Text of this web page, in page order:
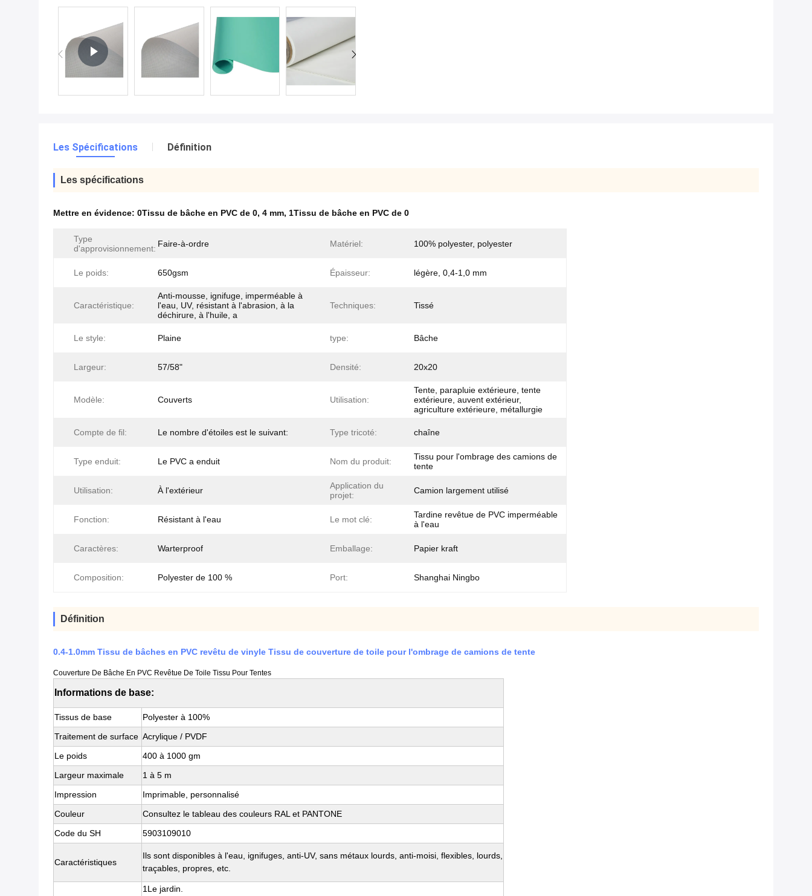
Les Spécifications Définition
Les spécifications
Mettre en évidence: 0Tissu de bâche en PVC de 0, 4 mm, 1Tissu de bâche en PVC de 0
Type
d'approvisionnement: Faire-à-ordre Matériel: 100% polyester, polyester
Le poids: 650gsm Épaisseur: légère, 0,4-1,0 mm
Caractéristique:
Anti-mousse, ignifuge, imperméable à
l'eau, UV, résistant à l'abrasion, à la
déchirure, à l'huile, a
Techniques: Tissé
Le style: Plaine type: Bâche
Largeur: 57/58" Densité: 20x20
Modèle: Couverts Utilisation:
Tente, parapluie extérieure, tente
extérieure, auvent extérieur,
agriculture extérieure, métallurgie
Compte de fil: Le nombre d'étoiles est le suivant: Type tricoté: chaîne
Type enduit: Le PVC a enduit Nom du produit:
Tissu pour l'ombrage des camions de
tente
Utilisation: À l'extérieur
Application du
projet:
Camion largement utilisé
Fonction: Résistant à l'eau Le mot clé:
Tardine revêtue de PVC imperméable
à l'eau
Caractères: Warterproof Emballage: Papier kraft
Composition: Polyester de 100 % Port: Shanghai Ningbo
Définition
0.4-1.0mm Tissu de bâches en PVC revêtu de vinyle Tissu de couverture de toile pour l'ombrage de camions de tente
Couverture De Bâche En PVC Revêtue De Toile Tissu Pour Tentes
Informations de base:
Tissus de base
Polyester à 100%
Traitement de surface Acrylique / PVDF
Le poids
400 à 1000 gm
Largeur maximale
1 à 5 m
Impression
Imprimable, personnalisé
Couleur
Consultez le tableau des couleurs RAL et PANTONE
Code du SH
5903109010
Caractéristiques
Ils sont disponibles à l'eau, ignifuges, anti-UV, sans métaux lourds, anti-moisi, flexibles, lourds,
traçables, propres, etc.
1Le jardin.